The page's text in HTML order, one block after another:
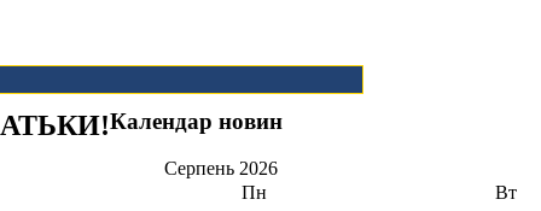
Календар новин
Серпень 2026
Пн
Вт